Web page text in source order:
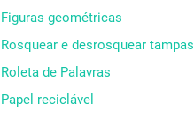
Figuras geométricas
Rosquear e desrosquear tampas
Roleta de Palavras
Papel reciclável